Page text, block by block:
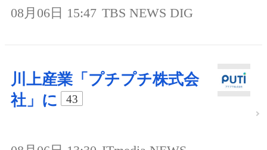
08月06日 15:47 TBS NEWS DIG
川上産業「プチプチ株式会
社」に
43